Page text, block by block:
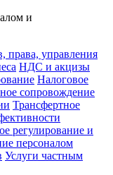
и
права, управления
НДС и акцизы
Налоговое
сопровождение
Трансфертное
регулирование и
персоналом
Услуги частным